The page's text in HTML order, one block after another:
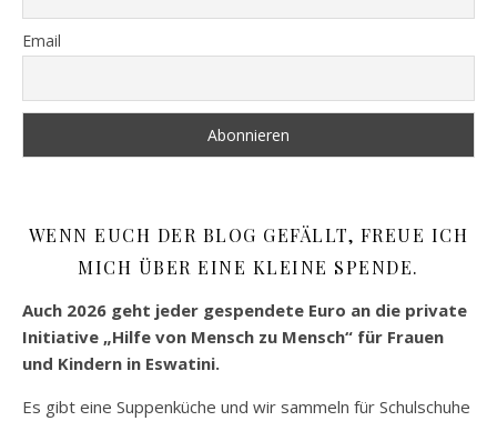
Email
WENN EUCH DER BLOG GEFÄLLT, FREUE ICH
MICH ÜBER EINE KLEINE SPENDE.
Auch 2026 geht jeder gespendete Euro an die private
Initiative „Hilfe von Mensch zu Mensch“ für Frauen
und Kindern in Eswatini.
Es gibt eine Suppenküche und wir sammeln für Schulschuhe